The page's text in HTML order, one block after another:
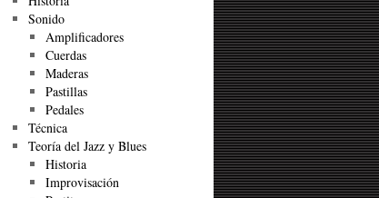
Sonido
Amplificadores
Cuerdas
Maderas
Pastillas
Pedales
Técnica
Teoría del Jazz y Blues
Historia
Improvisación